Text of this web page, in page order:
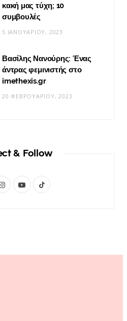
κακή μας τύχη; 10
συμβουλές
5 ΙΑΝΟΥΑΡΊΟΥ, 2023
Βασίλης Νανούρης: Ένας
άντρας φεμινιστής στο
imethexis.gr
20 ΦΕΒΡΟΥΑΡΊΟΥ, 2023
& Follow
I
a
Y
u
T
o